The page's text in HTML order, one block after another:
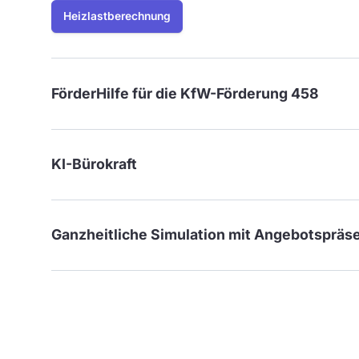
Heizlastberechnung
FörderHilfe für die KfW-Förderung 458
KI-Bürokraft
Ganzheitliche Simulation mit